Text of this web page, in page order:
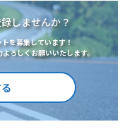
しませんか？
を募集しています！
ろしくお願いいたします。